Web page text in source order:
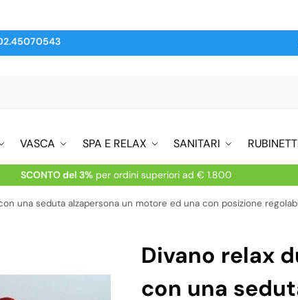
VASCA SPA E RELAX SANITARI
SCONTO del 3%per ordini superiori ad € 1.800
una seduta alzapersona un motore ed una con posizione
Divano relax
con una